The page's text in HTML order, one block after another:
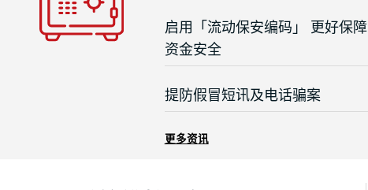
启用「流动保安编码」 更好保障
资金安全
提防假冒短讯及电话骗案
更多资讯